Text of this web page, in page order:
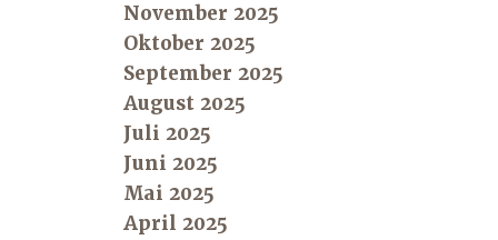
November 2025
Oktober 2025
September 2025
August 2025
Juli 2025
Juni 2025
Mai 2025
April 2025